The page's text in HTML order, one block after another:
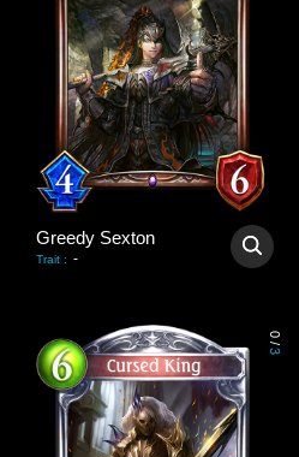
Greedy Sexton
Trait : -
0
/
3